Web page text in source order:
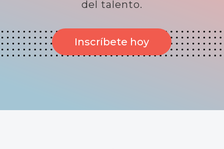
del talento.
Inscríbete hoy